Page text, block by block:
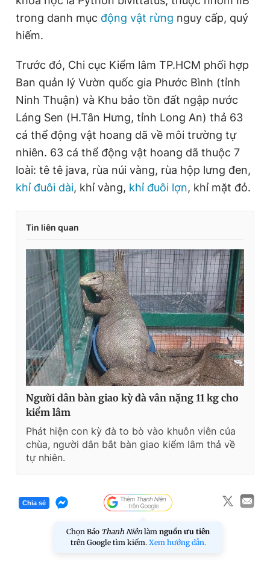
i
m
e
trong danh mục động vật rừng nguy cấp, quý
hiếm.
Trước đó, Chi cục Kiểm lâm TP.HCM phối hợp
Ban quản lý Vườn quốc gia Phước Bình (tỉnh
Ninh Thuận) và Khu bảo tồn đất ngập nước
Láng Sen (H.Tân Hưng, tỉnh Long An) thả 63
cá thể động vật hoang dã về môi trường tự
nhiên. 63 cá thể động vật hoang dã thuộc 7
loài: tê tê java, rùa núi vàng, rùa hộp lưng đen,
khỉ đuôi dài, khỉ vàng, khỉ đuôi lợn, khỉ mặt đỏ.
Tin liên quan
Người dân bàn giao kỳ đà vân nặng 11 kg cho
kiểm lâm
Phát hiện con kỳ đà to bò vào khuôn viên của
chùa, người dân bắt bàn giao kiểm lâm thả về
tự nhiên.
Chia sẻ
Chọn Báo Thanh Niên làm nguồn ưu tiên
trên Google tìm kiếm. Xem hướng dẫn.